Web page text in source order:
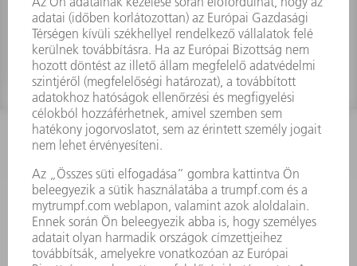
Anyagszám:0972174
KAPCSOLAT
Szerszám
3628576045
08.00 - 16.30
szerszam@hu.trumpf.com
KAPCSOLAT